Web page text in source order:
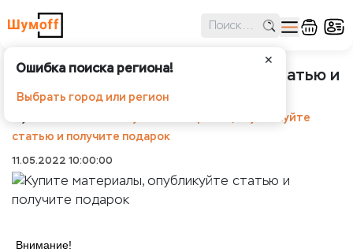
✕
Ошибка поиска региона!
Выбрать город или регион
Купите материалы, опубликуйте статью и
получите подарок
Купите материалы, опубликуйте
статью и получите подарок
11.05.2022 10:00:00
Внимание!